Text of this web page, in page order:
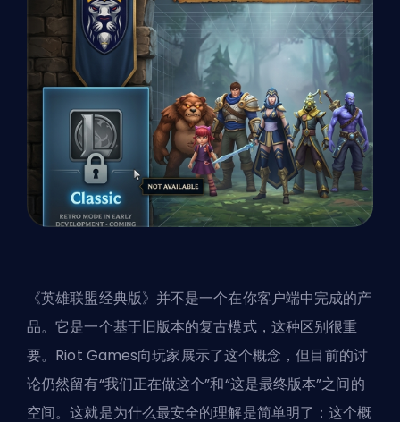
《英雄联盟经典版》并不是一个在你客户端中完成的产
品。它是一个基于旧版本的复古模式，这种区别很重
要。Riot Games向玩家展示了这个概念，但目前的讨
论仍然留有“我们正在做这个”和“这是最终版本”之间的
空间。这就是为什么最安全的理解是简单明了：这个概